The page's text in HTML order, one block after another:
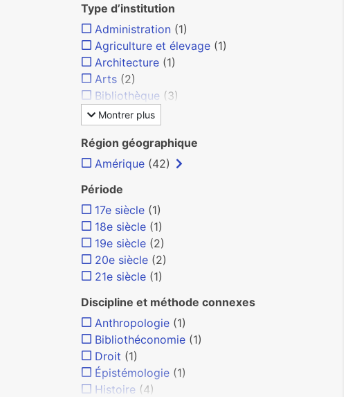
Type d’institution
Administration (1)
Agriculture et élevage (1)
Architecture (1)
Arts (2)
Bibliothèque (3)
Montrer plus
Région géographique
Amérique (42)
Période
17e siècle (1)
18e siècle (1)
19e siècle (2)
20e siècle (2)
21e siècle (1)
Discipline et méthode connexes
Anthropologie (1)
Bibliothéconomie (1)
Droit (1)
Épistémologie (1)
Histoire (4)